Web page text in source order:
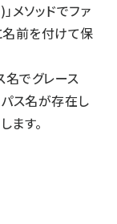
ソッドでファ
名前を付けて保
でグレース
ス名が存在し
す。